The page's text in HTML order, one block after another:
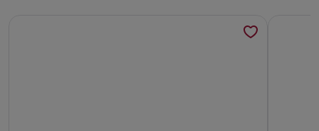
Mais informações sobre o Casa Museu da Geada - Rural